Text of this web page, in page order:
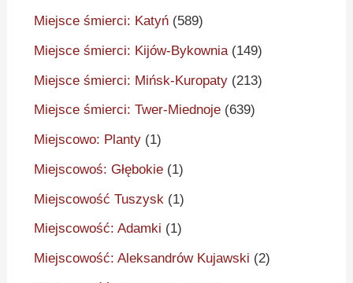
Miejsce śmierci: Katyń (589)
Miejsce śmierci: Kijów-Bykownia(149)
Miejsce śmierci: Mińsk-Kuropaty (213)
Miejsce śmierci: Twer-Miednoje (639)
Miejscowo: Planty (1)
Miejscowoś: Głębokie (1)
Miejscowość Tuszysk (1)
Miejscowość: Adamki (1)
Miejscowość: Aleksandrów Kujawski (2)